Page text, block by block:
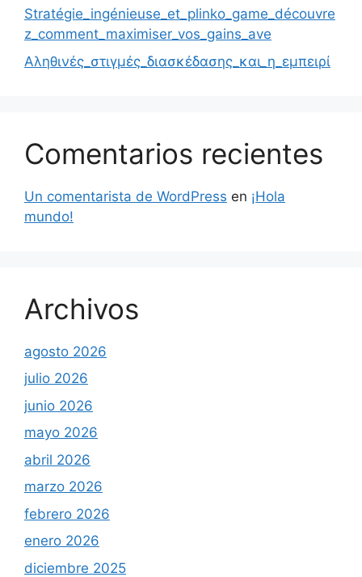
Stratégie_ingénieuse_et_plinko_game_découvre
z_comment_maximiser_vos_gains_ave
Αληθινές_στιγμές_διασκέδασης_και_η_εμπειρί
Comentarios recientes
Un comentarista de WordPress en ¡Hola
mundo!
Archivos
agosto 2026
julio 2026
junio 2026
mayo 2026
abril 2026
marzo 2026
febrero 2026
enero 2026
diciembre 2025